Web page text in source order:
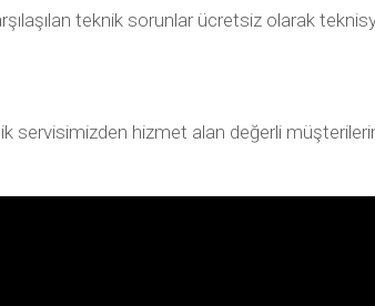
teknik sorunlar ücretsiz olarak
servisimizden hizmet alan değerli